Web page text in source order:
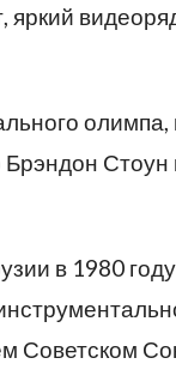
яркий
в 1980
Советском